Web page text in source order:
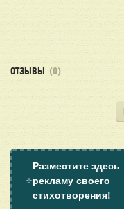
ОТЗЫВЫ (0)
⭐
Разместите здесь
рекламу своего
стихотворения!